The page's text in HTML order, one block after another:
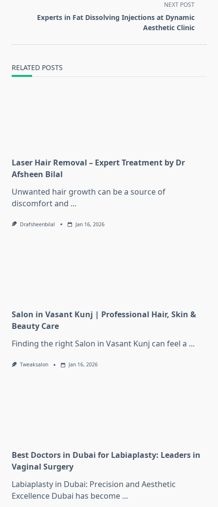
reader-
NEXT POST
Experts in Fat Dissolving Injections at Dynamic
Aesthetic Clinic
RELATED POSTS
Laser Hair Removal – Expert Treatment by Dr
Afsheen Bilal
Unwanted hair growth can be a source of
discomfort and ...
Drafsheenbilal Jan 16, 2026
Salon in Vasant Kunj | Professional Hair, Skin &
Beauty Care
Finding the right Salon in Vasant Kunj can feel a ...
Tweaksalon Jan 16, 2026
Best Doctors in Dubai for Labiaplasty: Leaders in
Vaginal Surgery
Labiaplasty in Dubai: Precision and Aesthetic
Excellence Dubai has become ...